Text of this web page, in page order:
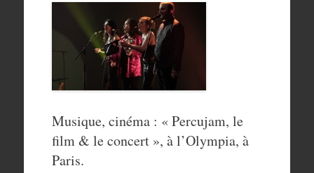
Musique, cinéma : « Percujam, le
film & le concert », à l’Olympia, à
Paris.